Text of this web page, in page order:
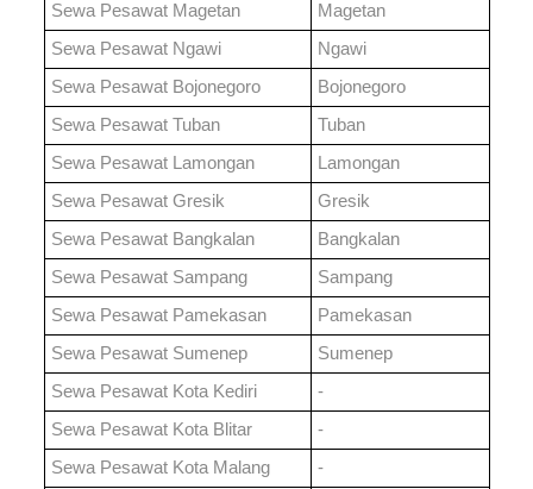
Sewa Pesawat Magetan
Magetan
Sewa Pesawat Ngawi
Ngawi
Sewa Pesawat Bojonegoro
Bojonegoro
Sewa Pesawat Tuban
Tuban
Sewa Pesawat
Lamongan
Lamongan
Sewa Pesawat Gresik
Gresik
Sewa Pesawat Bangkalan
Bangkalan
Sewa Pesawat Sampang
Sampang
Sewa Pesawat Pamekasan
Pamekasan
Sewa Pesawat Sumenep
Sumenep
Sewa Pesawat Kota Kediri
-
Sewa Pesawat Kota Blitar
-
Sewa Pesawat Kota Malang
-